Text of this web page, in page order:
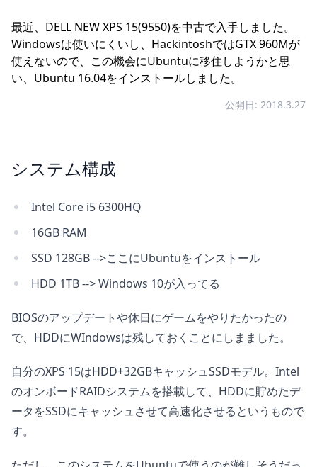
最近、DELL NEW XPS 15(9550)を中古で入手しました。
Windowsは使いにくいし、HackintoshではGTX 960Mが
使えないので、この機会にUbuntuに移住しようかと思
い、Ubuntu 16.04をインストールしました。
公開日: 2018.3.27
システム構成
Intel Core i5 6300HQ
16GB RAM
SSD 128GB -->ここにUbuntuをインストール
HDD 1TB --> Windows 10が入ってる
BIOSのアップデートや休日にゲームをやりたかったの
で、HDDにWIndowsは残しておくことにしまました。
自分のXPS 15はHDD+32GBキャッシュSSDモデル。Intel
のオンボードRAIDシステムを搭載して、HDDに貯めたデ
ータをSSDにキャッシュさせて高速化させるというもので
す。